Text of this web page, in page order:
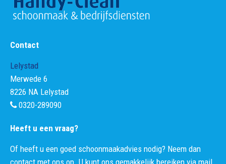
Contact
Lelystad
Merwede 6
8226 NA Lelystad
0320-289090
Heeft u een vraag?
Of heeft u een goed schoonmaakadvies nodig? Neem dan
contact met ons op. U kunt ons gemakkelijk bereiken via mail,